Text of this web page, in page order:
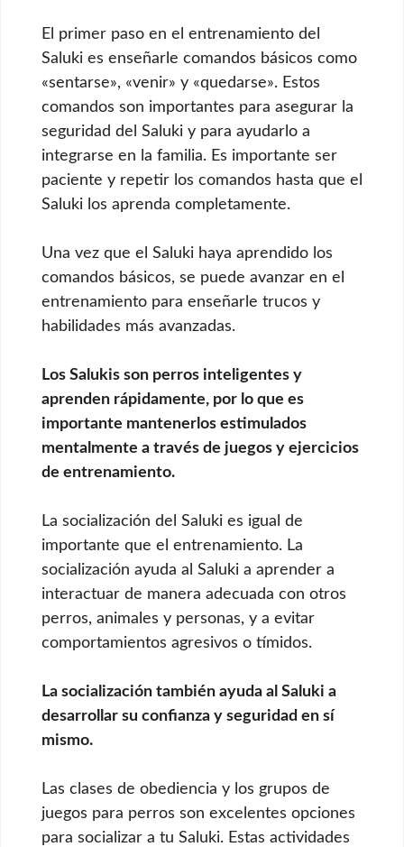
El primer paso en el entrenamiento del
Saluki es enseñarle comandos básicos como
«sentarse», «venir» y «quedarse». Estos
comandos son importantes para asegurar la
seguridad del Saluki y para ayudarlo a
integrarse en la familia. Es importante ser
paciente y repetir los comandos hasta que el
Saluki los aprenda completamente.
Una vez que el Saluki haya aprendido los
comandos básicos, se puede avanzar en el
entrenamiento para enseñarle trucos y
habilidades más avanzadas.
Los Salukis son perros inteligentes y
aprenden rápidamente, por lo que es
importante mantenerlos estimulados
mentalmente a través de juegos y ejercicios
de entrenamiento.
La socialización del Saluki es igual de
importante que el entrenamiento. La
socialización ayuda al Saluki a aprender a
interactuar de manera adecuada con otros
perros, animales y personas, y a evitar
comportamientos agresivos o tímidos.
La socialización también ayuda al Saluki a
desarrollar su confianza y seguridad en sí
mismo.
Las clases de obediencia y los grupos de
juegos para perros son excelentes opciones
para socializar a tu Saluki. Estas actividades